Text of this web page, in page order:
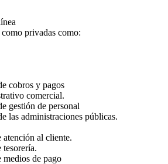
privadas como:
cobros y pagos
comercial.
gestión de personal
las administraciones públicas.
atención al cliente.
tesorería.
medios de pago